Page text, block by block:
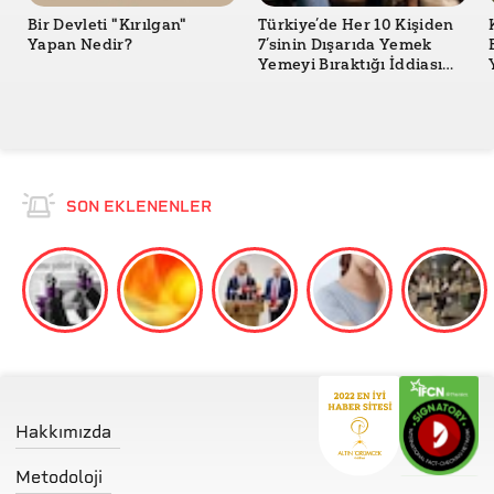
CNN Money - Detroit: Too broke to bury their dead
Bir Devleti "Kırılgan"
Yapan Nedir?
Türkiye’de Her 10 Kişiden
7’sinin Dışarıda Yemek
Yemeyi Bıraktığı İddiası
SON EKLENENLER
Hakkımızda
Metodoloji